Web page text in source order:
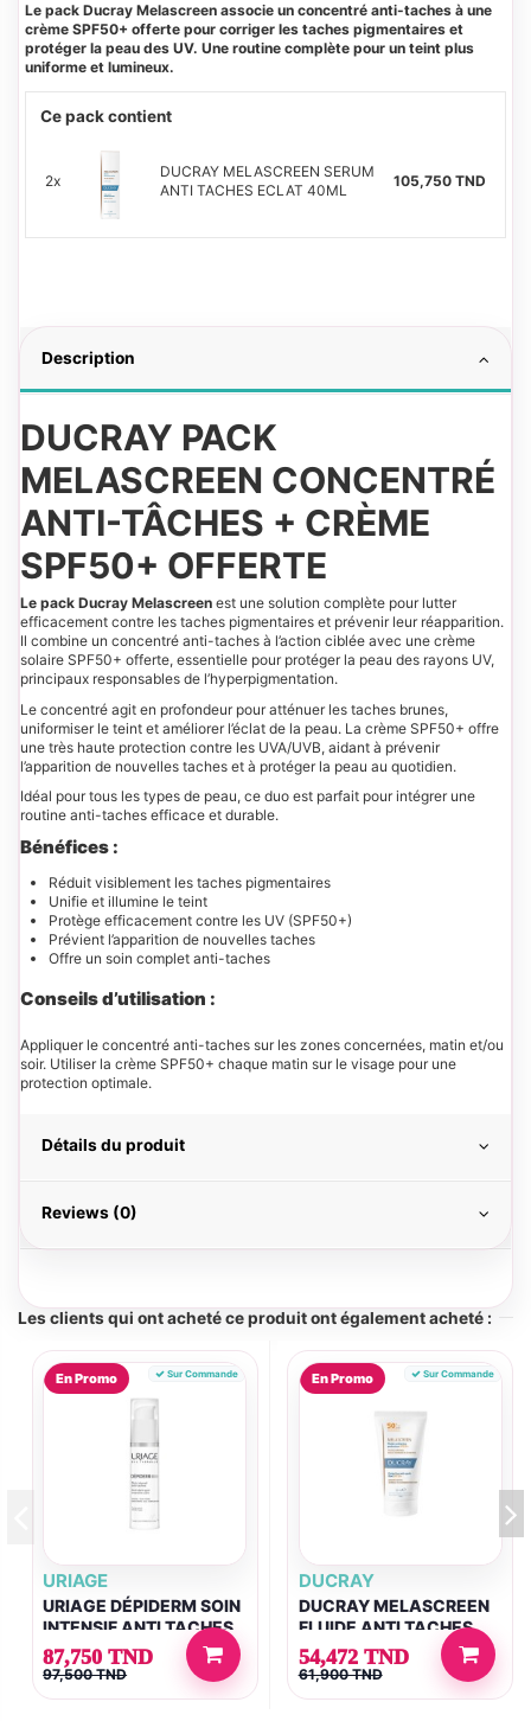
Le pack Ducray Melascreen associe un concentré anti-taches à une
crème SPF50+ offerte pour corriger les taches pigmentaires et
protéger la peau des UV. Une routine complète pour un teint plus
uniforme et lumineux.
Ce pack contient
2x
DUCRAY MELASCREEN SERUM
ANTI TACHES ECLAT 40ML
105,750 TND
Description
DUCRAY PACK
MELASCREEN CONCENTRÉ
ANTI-TÂCHES + CRÈME
SPF50+ OFFERTE
Le pack Ducray Melascreen est une solution complète pour lutter
efficacement contre les taches pigmentaires et prévenir leur réapparition.
Il combine un concentré anti-taches à l’action ciblée avec une crème
solaire SPF50+ offerte, essentielle pour protéger la peau des rayons UV,
principaux responsables de l’hyperpigmentation.
Le concentré agit en profondeur pour atténuer les taches brunes,
uniformiser le teint et améliorer l’éclat de la peau. La crème SPF50+ offre
une très haute protection contre les UVA/UVB, aidant à prévenir
l’apparition de nouvelles taches et à protéger la peau au quotidien.
Idéal pour tous les types de peau, ce duo est parfait pour intégrer une
routine anti-taches efficace et durable.
Bénéfices :
Réduit visiblement les taches pigmentaires
Unifie et illumine le teint
Protège efficacement contre les UV (SPF50+)
Prévient l’apparition de nouvelles taches
Offre un soin complet anti-taches
Conseils d’utilisation :
Appliquer le concentré anti-taches sur les zones concernées, matin et/ou
soir. Utiliser la crème SPF50+ chaque matin sur le visage pour une
protection optimale.
Détails du produit
Reviews (0)
Les clients qui ont acheté ce produit ont également acheté :
En Promo Sur Commande
URIAGE
URIAGE DÉPIDERM SOIN
INTENSIF ANTI TACHES
30ML
87,750 TND
97,500 TND
En Promo Sur Commande
DUCRAY
DUCRAY MELASCREEN
FLUIDE ANTI TACHES
SPF50+ 50ML
54,472 TND
61,900 TND